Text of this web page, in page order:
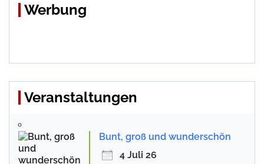
Werbung
Veranstaltungen
Bunt, groß und wunderschön
4 Juli 26